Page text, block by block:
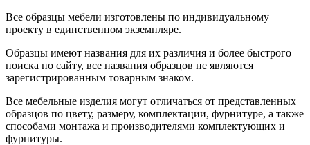
Все образцы мебели изготовлены по индивидуальному
проекту в единственном экземпляре.
Образцы имеют названия для их различия и более быстрого
поиска по сайту, все названия образцов не являются
зарегистрированным товарным знаком.
Все мебельные изделия могут отличаться от представленных
образцов по цвету, размеру, комплектации, фурнитуре, а также
способами монтажа и производителями комплектующих и
фурнитуры.